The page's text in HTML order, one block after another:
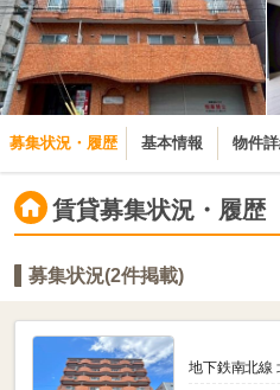
募集状況・履歴 基本情報 物件
賃貸募集状況・履歴
募集状況(2件掲載)
地下鉄南北線